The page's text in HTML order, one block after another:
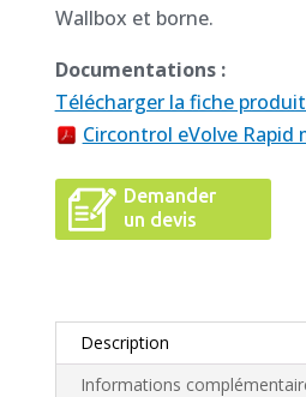
Wallbox et borne.
Documentations :
Télécharger la fiche
Circontrol eVolve Rapid
Demander
un devis
Description
Informations